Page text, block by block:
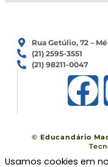
Rua Getúlio, 72 –
(21) 2595-3551
(21) 98211-0047
F
a
c
©Educandário
Usamos cookies em